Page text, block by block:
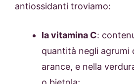
antiossidanti troviamo:
la vitamina C:
quantità negli agrumi
arance, e nella